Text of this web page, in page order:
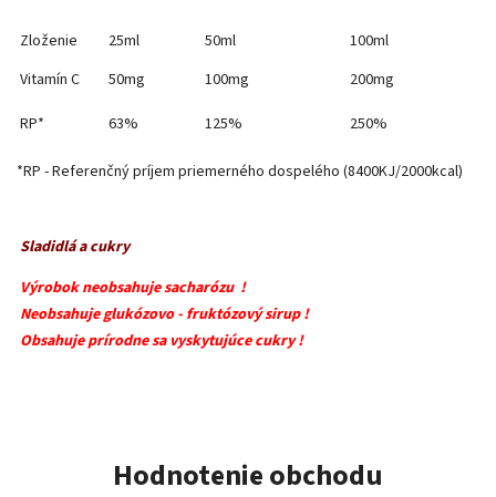
Zloženie 25ml 50ml
100ml
Vitamín C
50mg 100mg
200mg
RP*
63% 125% 250%
*RP - Referenčný príjem priemerného dospelého (8400KJ/2000kcal)
Sladidlá a cukry
Výrobok neobsahuje sacharózu !
Neobsahuje glukózovo - fruktózový sirup !
Obsahuje prírodne sa vyskytujúce cukry !
Hodnotenie obchodu